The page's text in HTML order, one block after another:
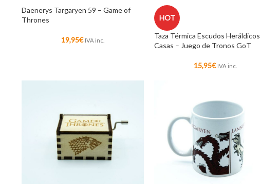
Daenerys Targaryen 59 – Game of
Thrones
19,95€ IVA inc.
HOT
Taza Térmica Escudos Heráldicos
Casas – Juego de Tronos GoT
15,95€ IVA inc.